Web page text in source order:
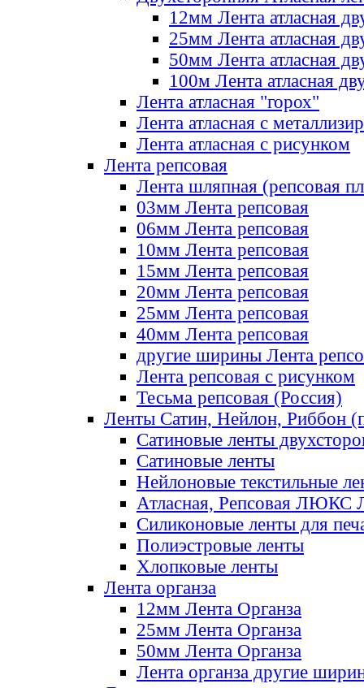
12мм Лента атласная
25мм Лента атласная
50мм Лента атласная
100м Лента атласная
Лента атласная "горох"
Лента атласная с
Лента атласная с рисунком
Лента репсовая
Лента шляпная (репсовая
03мм Лента репсовая
06мм Лента репсовая
10мм Лента репсовая
15мм Лента репсовая
20мм Лента репсовая
25мм Лента репсовая
40мм Лента репсовая
другие ширины Лента
Лента репсовая с рисунком
Тесьма репсовая (Россия)
Ленты Сатин, Нейлон, Риббон
Сатиновые ленты
Сатиновые ленты
Нейлоновые текстильные
Атласная, Репсовая ЛЮКС
Силиконовые ленты для
Полиэстровые ленты
Хлопковые ленты
Лента органза
12мм Лента Органза
25мм Лента Органза
50мм Лента Органза
Лента органза другие